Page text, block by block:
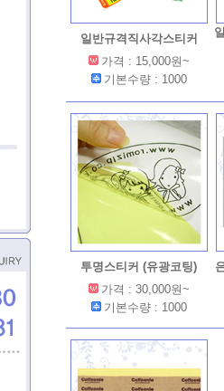
일반규격직사각스티커
가격 : 15,000원~
기본수량 : 1000
투명스티커 (유광코팅)
가격 : 30,000원~
기본수량 : 1000